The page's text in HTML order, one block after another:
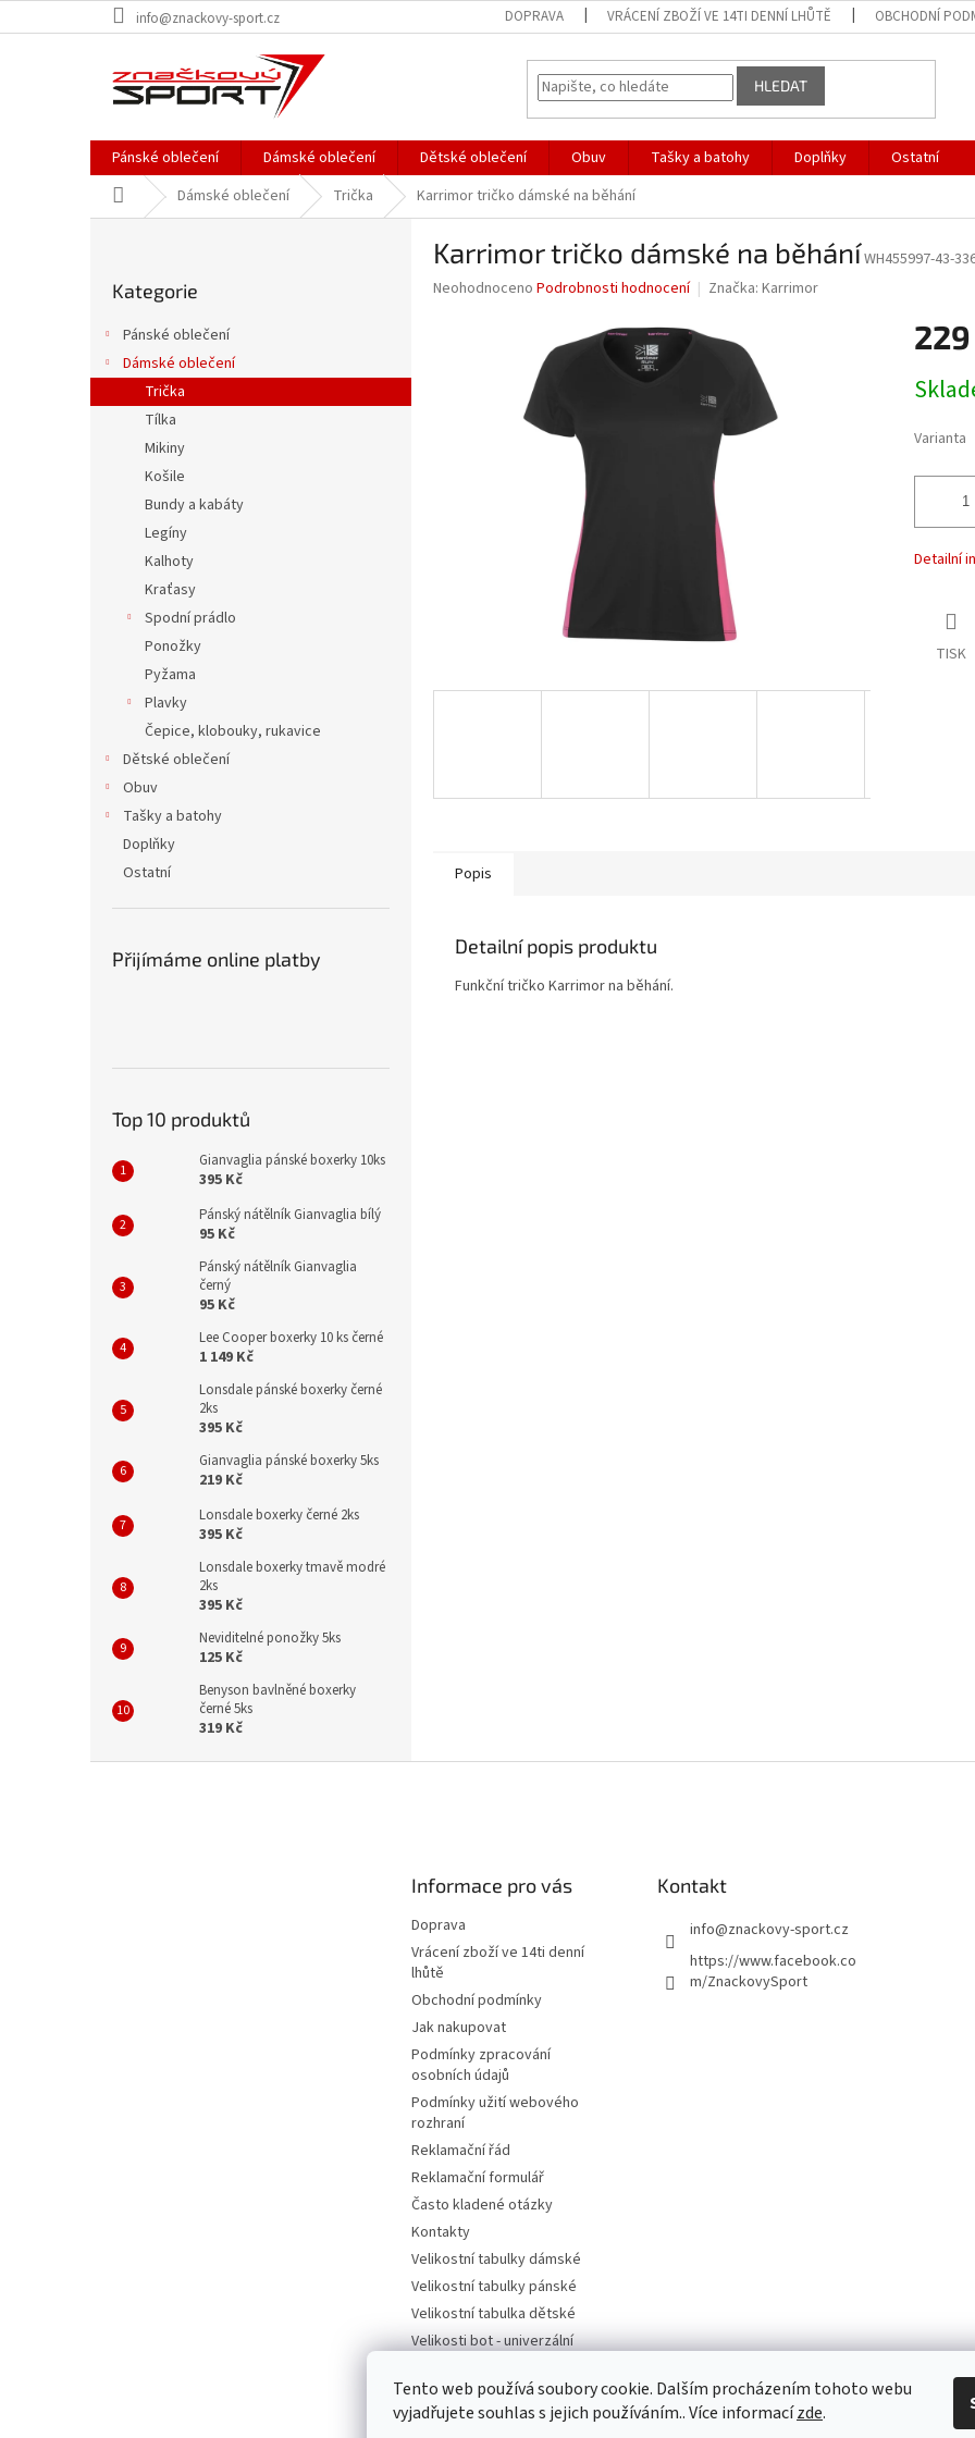
Tento web používá soubory cookie. Dalším procházením tohoto webu
vyjadřujete souhlas s jejich používáním.. Více informacízde.
na
info@znackovy-sport.cz DOPRAVA VRÁCENÍ ZBOŽÍ VE 14TI DENNÍ LHŮTĚ OBCHODNÍ
HLEDAT
Pánské oblečení Dámské oblečení Dětské oblečení Obuv Tašky a batohy Doplňky
Ostatní
Domů Dámské oblečení Trička Karrimor tričko dámské na běhání
n
kategorie
Kategorie
Pánské oblečení
Dámské oblečení
Trička
Tílka
Mikiny
Košile
Bundy a kabáty
Legíny
Kalhoty
Kraťasy
Spodní prádlo
Ponožky
Pyžama
Plavky
Čepice, klobouky, rukavice
Dětské oblečení
Obuv
Tašky a batohy
Doplňky
Ostatní
Přijímáme online platby
Top 10 produktů
Gianvaglia pánské boxerky 10ks
395 Kč
Pánský nátělník Gianvaglia bílý
95 Kč
Pánský nátělník Gianvaglia
černý
95 Kč
Lee Cooper boxerky 10 ks černé
1 149 Kč
Lonsdale pánské boxerky černé
2ks
395 Kč
Gianvaglia pánské boxerky 5ks
219 Kč
Lonsdale boxerky černé 2ks
395 Kč
Lonsdale boxerky tmavě modré
2ks
395 Kč
Neviditelné ponožky 5ks
125 Kč
Benyson bavlněné boxerky
černé 5ks
319 Kč
Karrimor tričko dámské na běháníWH455997-43-
Průměrné
Neohodnoceno Podrobnosti hodnocení Značka: Karrimor
cena:
Varianta
Detailní
TISK
Popis
Detailní popis produktu
Funkční tričko Karrimor na běhání.
Informace pro vás
Doprava
Vrácení zboží ve 14ti denní
lhůtě
Obchodní podmínky
Jak nakupovat
Podmínky zpracování
osobních údajů
Podmínky užití webového
rozhraní
Reklamační řád
Reklamační formulář
Často kladené otázky
Kontakty
Velikostní tabulky dámské
Velikostní tabulky pánské
Velikostní tabulka dětské
Velikosti bot - univerzální
Velikosti bot - dle značek
Kontakt
info@znackovy-sport.cz
https://www.facebook.co
m/ZnackovySport